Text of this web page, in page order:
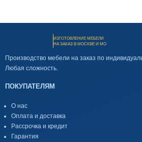
ИЗГОТОВЛЕНИЕ МЕБЕЛИ
НА ЗАКАЗ В МОСКВЕ И МО
Производство мебели на заказ по
Любая сложность.
ПОКУПАТЕЛЯМ
О нас
Оплата и доставка
Рассрочка и кредит
Гарантия